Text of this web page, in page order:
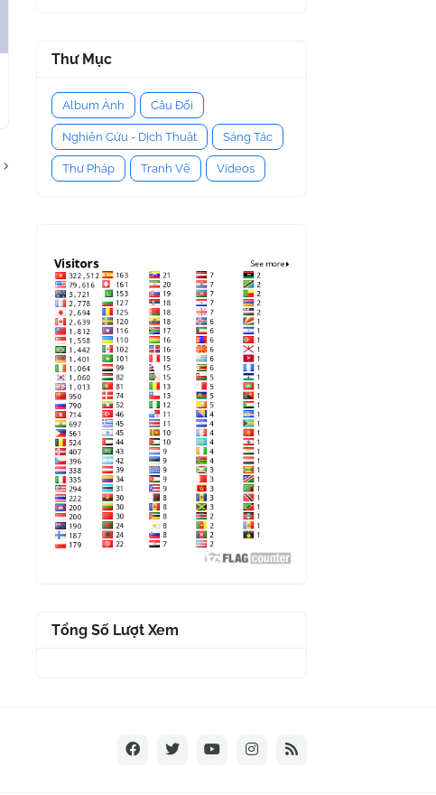
Thư Mục
Album Ảnh Câu Đối
Nghiên Cứu - Dịch Thuật Sáng Tác
Thư Pháp Tranh Vẽ Videos
Tổng Số Lượt Xem